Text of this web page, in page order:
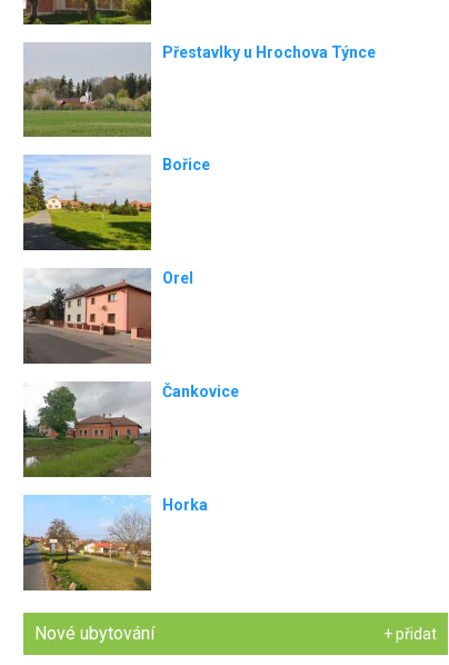
Přestavlky u Hrochova Týnce
Bořice
Orel
Čankovice
Horka
Nové ubytování + přidat